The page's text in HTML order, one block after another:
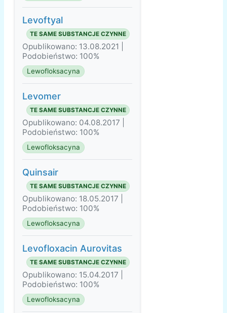
Levoftyal
TE SAME SUBSTANCJE CZYNNE
Opublikowano: 13.08.2021 |
Podobieństwo: 100%
Lewofloksacyna
Levomer
TE SAME SUBSTANCJE CZYNNE
Opublikowano: 04.08.2017 |
Podobieństwo: 100%
Lewofloksacyna
Quinsair
TE SAME SUBSTANCJE CZYNNE
Opublikowano: 18.05.2017 |
Podobieństwo: 100%
Lewofloksacyna
Levofloxacin Aurovitas
TE SAME SUBSTANCJE CZYNNE
Opublikowano: 15.04.2017 |
Podobieństwo: 100%
Lewofloksacyna